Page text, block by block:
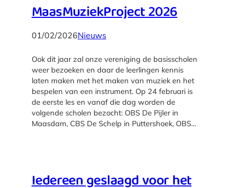
MaasMuziekProject 2026
01/02/2026Nieuws
Ook dit jaar zal onze vereniging de basisscholen
weer bezoeken en daar de leerlingen kennis
laten maken met het maken van muziek en het
bespelen van een instrument. Op 24 februari is
de eerste les en vanaf die dag worden de
volgende scholen bezocht: OBS De Pijler in
Maasdam, CBS De Schelp in Puttershoek, OBS…
Iedereen geslaagd voor het